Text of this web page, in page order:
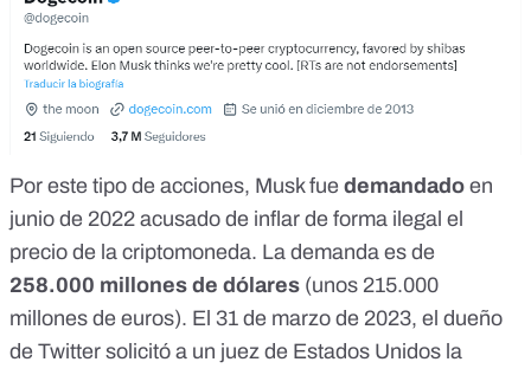
Por este tipo de acciones, Musk fue demandado en
junio de 2022 acusado de inflar de forma ilegal el
precio de la criptomoneda. La demanda es de
258.000 millones de dólares (unos 215.000
millones de euros). El 31 de marzo de 2023, el dueño
de Twitter solicitó a un juez de Estados Unidos la